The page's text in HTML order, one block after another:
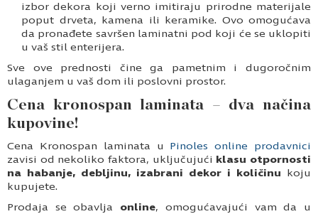
izbor dekora koji verno imitiraju prirodne materijale
poput drveta, kamena ili keramike. Ovo omogućava
da pronađete savršen laminatni pod koji će se uklopiti
u vaš stil enterijera.
Sve ove prednosti čine ga pametnim i dugoročnim
ulaganjem u vaš dom ili poslovni prostor.
Cena kronospan laminata – dva načina
kupovine!
Cena Kronospan laminata u Pinoles online prodavnici
zavisi od nekoliko faktora, uključujući klasu otpornosti
na habanje, debljinu, izabrani dekor i količinu koju
kupujete.
Prodaja se obavlja online, omogućavajući vam da u